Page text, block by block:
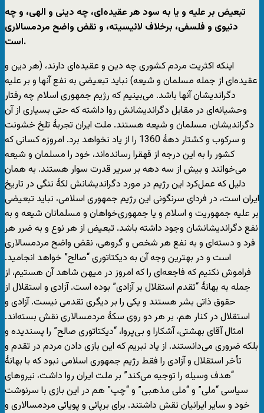
تبعیض بر علیه و یا به سود هر عقیده‌ای، چه دینی و الهی، و چه
دنیوی و فلسفی، برخلاف لائیسیته، و نقض واضح مردمسالاری
است.
اینکه اکثریت مردم کشوری چه دین و عقیده‌ای دارند، (هر دین و
عقیده‌ای از جمله مسلمان و شیعه) نباید تبعیضی به نفع آنها و بر علیه
دگراندیشان آنها باشد. می‌بینیم که رژیم جمهوری اسلام چه رفتار
وحشیانه‌ای در مقابل دگراندیشانش روا داشته که حتی بسیاری از آن
دگراندیشان، مسلمان و شیعه هستند. ملت ایران تجربۀ تلخ خشونت
و سرکوب و کشتار دهۀ 1360 را از یاد نخواهد برد. امروزه کسانی که
کشور را به این درجه از قهقرا رسانده‌اند، خود را مسلمان و شیعه
می‌خوانند و بیش از سه دهه بر سریر قدرت سوار هستند. به همان
دلیل که عمل‌کرد این رژیم در مورد دگراندیشانش لکۀ ننگی در تاریخ
ایران است، در فردای سرنگونی این رژیم جمهوری اسلامی، نباید تبعیضی
بر علیه جمهوریت و اسلام و یا جمهوری‌خواهان و مسلمانان شیعه و به
نفع دگراندیشانشان وجود داشته باشد. تبعیض از هر نوع و به ضرر هر
فرد و دسته‌ای و به نفع هر شخص و گروهی، نقض واضح مردمسالاری
است و در بهترین وجه آن به دیکتاتوری “صالح” خواهد انجامید.
فراموش نکنیم که فاجعه‌ای را که امروز در میهن شاهد آن هستیم، از
جمله به بهانۀ “تقدم استقلال بر آزادی” بوده است. آزادی و استقلال از
حقوق ذاتی بشر هستند و یکی را بر دیگری تقدمی نیست. آزادی و
استقلال در کنار هم، بر هر دو روی سکۀ مردمسالاری نقش بسته‌اند.
امثال آقای بهشتی، آشکارا و بی‌پروا، “دیکتاتوری صالح” را پسندیده و
بلکه ضروری می‌دانستند. از یاد نبریم که این بازی دادن مردم در تقدم و
تأخر استقلال و آزادی را فقط رژیم جمهوری اسلامی نبود که با بهانۀ
“هدف وسیله را توجیه می‌کند” بر ملت ایران روا داشت، نیروهای
سیاسی “ملی” و “ملی مذهبی” و “چپ” هم در این بازی با سرنوشت
خود و سایر ایرانیان نقش داشتند. برای برپائی و پویائی مردمسالاری و